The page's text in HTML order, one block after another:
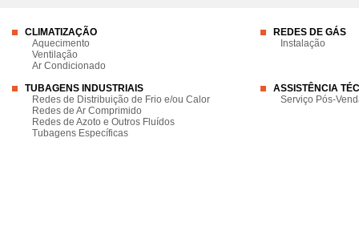
CLIMATIZAÇÃO
REDES DE GÁS
Aquecimento
Ventilação
Ar Condicionado
Instalação
TUBAGENS INDUSTRIAIS
ASSISTÊNCIA
Redes de Distribuição de Frio e/ou Calor
Redes de Ar Comprimido
Redes de Azoto e Outros Fluídos
Tubagens Específicas
Serviço Pós-